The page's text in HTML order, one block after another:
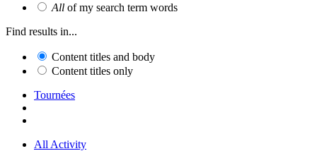
All of my search term words
Find results in...
Content titles and body
Content titles only
Tournées
All Activity